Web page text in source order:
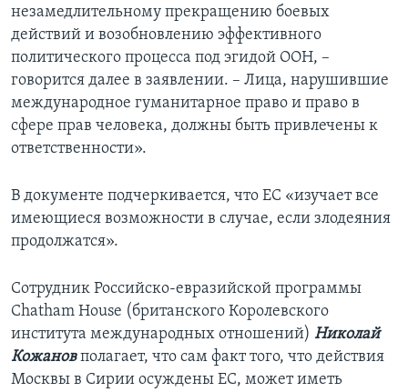
незамедлительному прекращению боевых
действий и возобновлению эффективного
политического процесса под эгидой ООН, –
говорится далее в заявлении. – Лица, нарушившие
международное гуманитарное право и право в
сфере прав человека, должны быть привлечены к
ответственности».
В документе подчеркивается, что ЕС «изучает все
имеющиеся возможности в случае, если злодеяния
продолжатся».
Сотрудник Российско-евразийской программы
Chatham House (британского Королевского
института международных отношений) Николай
Кожановполагает, что сам факт того, что действия
Москвы в Сирии осуждены ЕС, может иметь